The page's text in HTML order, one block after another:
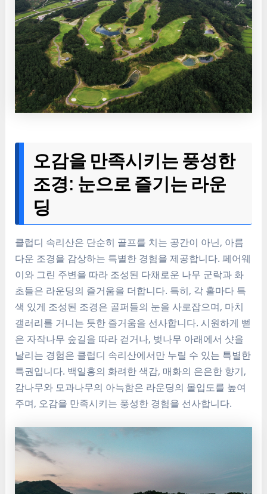
오감을 만족시키는 풍성한
조경: 눈으로 즐기는 라운
딩
클럽디 속리산은 단순히 골프를 치는 공간이 아닌, 아름
다운 조경을 감상하는 특별한 경험을 제공합니다. 페어웨
이와 그린 주변을 따라 조성된 다채로운 나무 군락과 화
초들은 라운딩의 즐거움을 더합니다. 특히, 각 홀마다 특
색 있게 조성된 조경은 골퍼들의 눈을 사로잡으며, 마치
갤러리를 거니는 듯한 즐거움을 선사합니다. 시원하게 뻗
은 자작나무 숲길을 따라 걷거나, 벚나무 아래에서 샷을
날리는 경험은 클럽디 속리산에서만 누릴 수 있는 특별한
특권입니다. 백일홍의 화려한 색감, 매화의 은은한 향기,
감나무와 모과나무의 아늑함은 라운딩의 몰입도를 높여
주며, 오감을 만족시키는 풍성한 경험을 선사합니다.